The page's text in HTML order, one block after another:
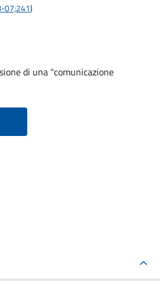
07;241)
di una "comunicazione